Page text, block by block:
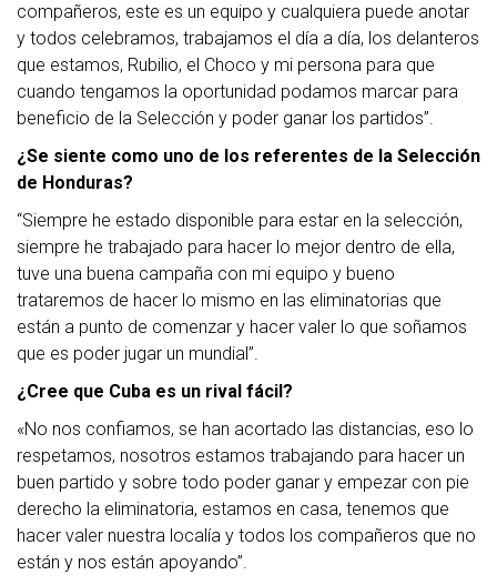
compañeros, este es un equipo y cualquiera puede anotar
y todos celebramos, trabajamos el día a día, los delanteros
que estamos, Rubilio, el Choco y mi persona para que
cuando tengamos la oportunidad podamos marcar para
beneficio de la Selección y poder ganar los partidos”.
¿Se siente como uno de los referentes de la Selección
de Honduras?
“Siempre he estado disponible para estar en la selección,
siempre he trabajado para hacer lo mejor dentro de ella,
tuve una buena campaña con mi equipo y bueno
trataremos de hacer lo mismo en las eliminatorias que
están a punto de comenzar y hacer valer lo que soñamos
que es poder jugar un mundial”.
¿Cree que Cuba es un rival fácil?
«No nos confiamos, se han acortado las distancias, eso lo
respetamos, nosotros estamos trabajando para hacer un
buen partido y sobre todo poder ganar y empezar con pie
derecho la eliminatoria, estamos en casa, tenemos que
hacer valer nuestra localía y todos los compañeros que no
están y nos están apoyando”.